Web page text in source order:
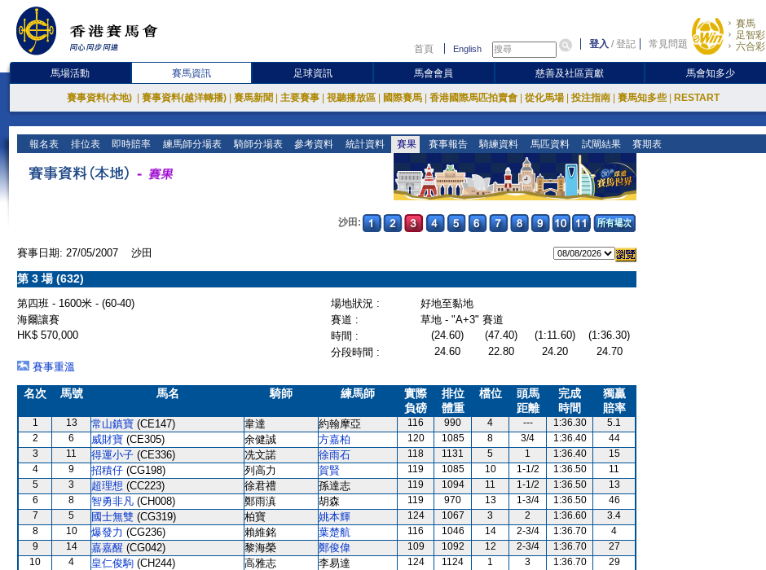
首頁 English 登入 /登記 常見問題
賽馬
足智彩
六合彩
馬場活動 賽馬資訊 足球資訊 馬會會員 慈善及社區貢獻 馬會知多少
賽事資料(本地) 賽事資料(越洋轉播) 賽馬新聞 主要賽事 視聽播放區 國際賽馬 香港國際馬匹拍賣會 從化馬場 投注指南 賽馬知多些 RESTART
報名表 排位表 即時賠率 練馬師分場表 騎師分場表 參考資料 統計資料 賽果 賽事報告 騎練資料 馬匹資料 試閘結果 賽期表
沙田:
賽事日期: 27/05/2007 沙田
第 3 場 (632)
第四班 - 1600米 - (60-40) 場地狀況 :
好地至黏地
海爾讓賽
賽道 :
草地 - "A+3" 賽道
HK$ 570,000
時間 : (24.60) (47.40) (1:11.60)
(1:36.30)
分段時間 :
24.60 22.80 24.20
24.70
賽事重溫
名次 馬號 馬名 騎師 練馬師
實際
負磅
排位
體重
檔位
頭馬
距離
完成
時間
獨贏
賠率
1 13 常山鎮寶 (CE147) 韋達 約翰摩亞 116 990 4 --- 1:36.30
5.1
2
6 威財寶 (CE305) 余健誠 方嘉柏 120 1085 8 3/4 1:36.40
44
3
11 得運小子 (CE336) 冼文諾 徐雨石 118 1131 5 1 1:36.40
15
4
9 招積仔 (CG198) 列高力 賀賢 119 1085 10 1-1/2 1:36.50
11
5
3 超理想 (CC223) 徐君禮 孫達志 119 1094 11 1-1/2 1:36.50
13
6
8 智勇非凡 (CH008) 鄭雨滇 胡森 119 970 13 1-3/4 1:36.50
46
7
5 國士無雙 (CG319) 柏寶 姚本輝 124 1067 3 2 1:36.60
3.4
8
10 爆發力 (CG236) 賴維銘 葉楚航 116 1046 14 2-3/4 1:36.70
4
9
14 嘉嘉醒 (CG042) 黎海榮 鄭俊偉 109 1092 12 2-3/4 1:36.70
27
10
4 皇仁俊駒 (CH244) 高雅志 李易達 124 1124 1 3 1:36.70
29